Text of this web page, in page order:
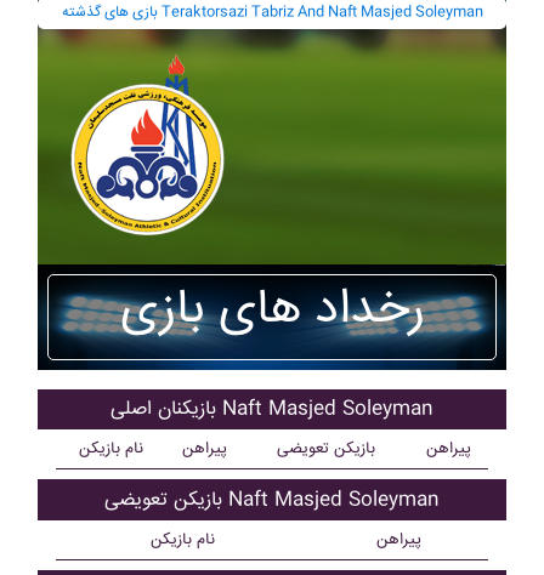
بازی های گذشته Teraktorsazi Tabriz And Naft Masjed Soleyman
رخداد های بازی
بازیکنان اصلی Naft Masjed Soleyman
نام بازیکن پیراهن بازیکن تعویضی پیراهن
بازیکن تعویضی Naft Masjed Soleyman
نام بازیکن پیراهن